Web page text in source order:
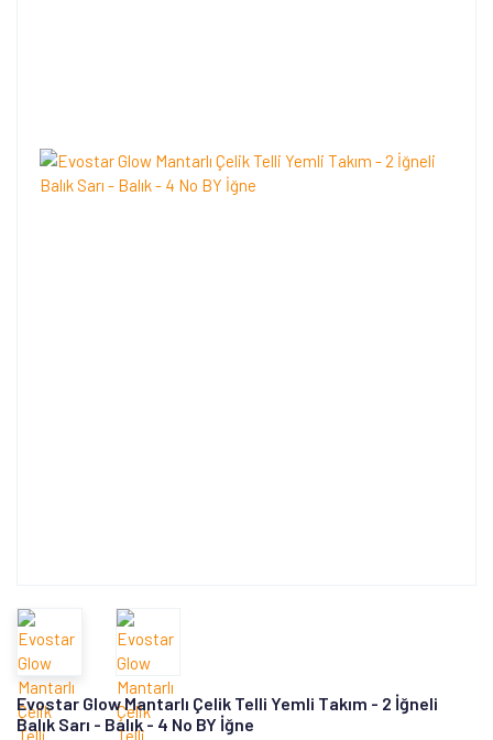
Evostar Glow Mantarlı Çelik Telli Yemli Takım - 2 İğneli
Balık Sarı - Balık - 4 No BY İğne